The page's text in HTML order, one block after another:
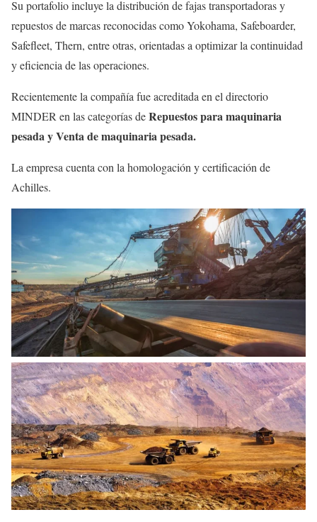
Su portafolio incluye la distribución de fajas transportadoras y
repuestos de marcas reconocidas como Yokohama, Safeboarder,
Safefleet, Thern, entre otras, orientadas a optimizar la continuidad
y eficiencia de las operaciones.
Recientemente la compañía fue acreditada en el directorio
MINDER en las categorías deRepuestos para maquinaria
pesada y Venta de maquinaria pesada.
La empresa cuenta con la homologación y certificación de
Achilles.